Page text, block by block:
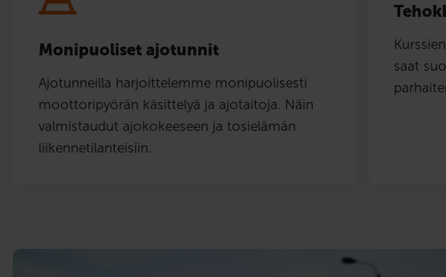
Monipuoliset ajotunnit
Ajotunneilla harjoittelemme monipuolisesti
moottoripyörän käsittelyä ja ajotaitoja. Näin
valmistaudut ajokokeeseen ja tosielämän
liikennetilanteisiin.
saat